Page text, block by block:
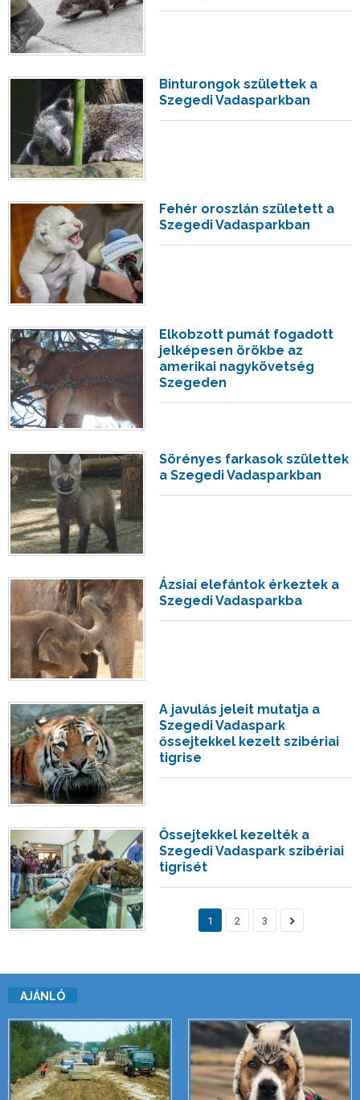
Binturongok születtek a
Szegedi Vadasparkban
Fehér oroszlán született a
Szegedi Vadasparkban
Elkobzott pumát fogadott
jelképesen örökbe az
amerikai nagykövetség
Szegeden
Sörényes farkasok születtek
a Szegedi Vadasparkban
Ázsiai elefántok érkeztek a
Szegedi Vadasparkba
A javulás jeleit mutatja a
Szegedi Vadaspark
őssejtekkel kezelt szibériai
tigrise
Őssejtekkel kezelték a
Szegedi Vadaspark szibériai
tigrisét
1 2 3
AJÁNLÓ